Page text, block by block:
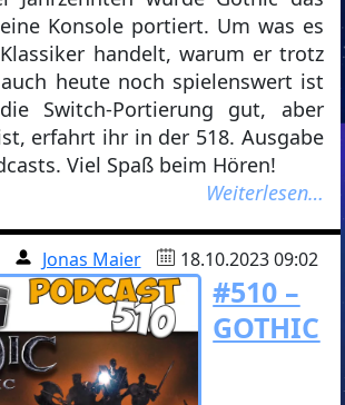
Konsole portiert. Um was es
handelt, warum er trotz
heute noch spielenswert ist
Switch-Portierung gut, aber
erfahrt ihr in der 518. Ausgabe
Viel Spaß beim Hören!
Weiterlesen…
Jonas Maier 18.10.2023 09:02
#510 –
GOTHIC